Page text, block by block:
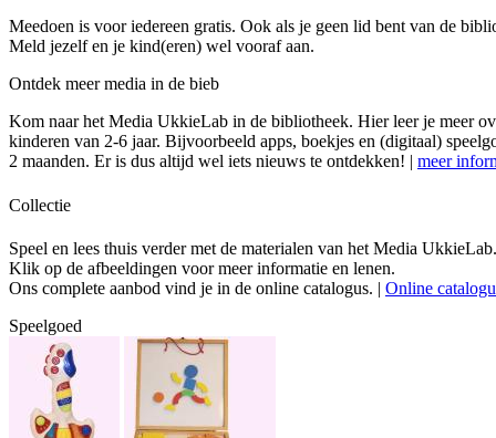
Meedoen is voor iedereen gratis. Ook als je geen lid bent van de
Meld jezelf en je kind(eren) wel vooraf aan.
Ontdek meer media in de bieb
Kom naar het Media UkkieLab in de bibliotheek. Hier leer je meer
kinderen van 2-6 jaar. Bijvoorbeeld apps, boekjes en (digitaal)
2 maanden. Er is dus altijd wel iets nieuws te ontdekken! | meer
Collectie
Speel en lees thuis verder met de materialen van het Media UkkieLab.
Klik op de afbeeldingen voor meer informatie en lenen.
Ons complete aanbod vind je in de online catalogus. | Online
Speelgoed